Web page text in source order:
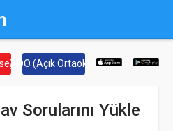
AÖO (Açık Ortaokul)
Sorularını Yükle